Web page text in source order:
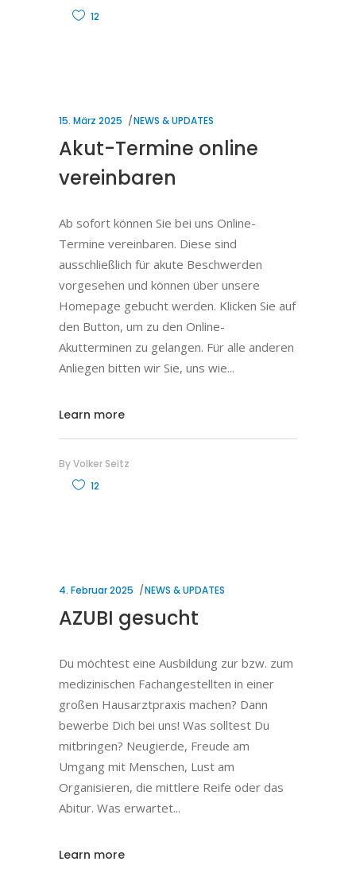
12
15. März 2025 NEWS & UPDATES
Akut-Termine online
vereinbaren
Ab sofort können Sie bei uns Online-
Termine vereinbaren. Diese sind
ausschließlich für akute Beschwerden
vorgesehen und können über unsere
Homepage gebucht werden. Klicken Sie auf
den Button, um zu den Online-
Akutterminen zu gelangen. Für alle anderen
Anliegen bitten wir Sie, uns wie
Learn more
ByVolker Seitz
12
4. Februar 2025 NEWS & UPDATES
AZUBI gesucht
Du möchtest eine Ausbildung zur bzw. zum
medizinischen Fachangestellten in einer
großen Hausarztpraxis machen? Dann
bewerbe Dich bei uns! Was solltest Du
mitbringen? Neugierde, Freude am
Umgang mit Menschen, Lust am
Organisieren, die mittlere Reife oder das
Abitur. Was erwartet
Learn more